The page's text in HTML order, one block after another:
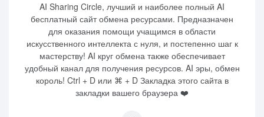
AI Sharing Circle, лучший и наиболее полный AI
бесплатный сайт обмена ресурсами. Предназначен
для оказания помощи учащимся в области
искусственного интеллекта с нуля, и постепенно шаг к
мастерству! AI круг обмена также обеспечивает
удобный канал для получения ресурсов. AI эры, обмен
король! Ctrl + D или ⌘ + D Закладка этого сайта в
закладки вашего браузера ❤️